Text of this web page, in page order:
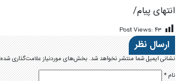
انتهای پیام/
Post Views: ۴۳
ارسال نظر
نشانی ایمیل شما منتشر نخواهد شد.بخش‌های موردنیاز علامت‌گذاری
نام*